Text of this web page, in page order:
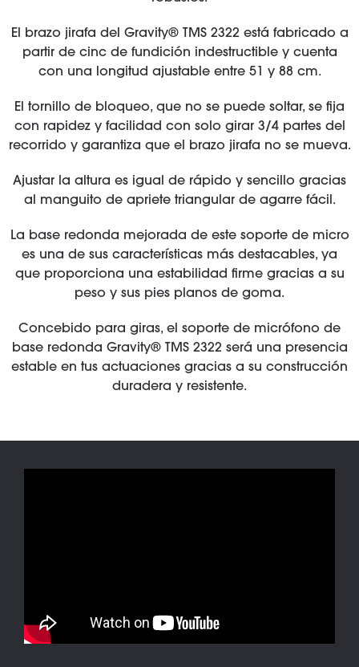
El brazo jirafa del Gravity® TMS 2322 está fabricado a
partir de cinc de fundición indestructible y cuenta
con una longitud ajustable entre 51 y 88 cm.
El tornillo de bloqueo, que no se puede soltar, se fija
con rapidez y facilidad con solo girar 3/4 partes del
recorrido y garantiza que el brazo jirafa no se mueva.
Ajustar la altura es igual de rápido y sencillo gracias
al manguito de apriete triangular de agarre fácil.
La base redonda mejorada de este soporte de micro
es una de sus características más destacables, ya
que proporciona una estabilidad firme gracias a su
peso y sus pies planos de goma.
Concebido para giras, el soporte de micrófono de
base redonda Gravity® TMS 2322 será una presencia
estable en tus actuaciones gracias a su construcción
duradera y resistente.